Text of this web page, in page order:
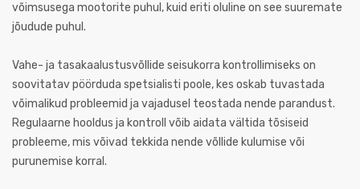
võimsusega mootorite puhul, kuid eriti oluline on see suuremate
jõudude puhul.
Vahe- ja tasakaalustusvõllide seisukorra kontrollimiseks on
soovitatav pöörduda spetsialisti poole, kes oskab tuvastada
võimalikud probleemid ja vajadusel teostada nende parandust.
Regulaarne hooldus ja kontroll võib aidata vältida tõsiseid
probleeme, mis võivad tekkida nende võllide kulumise või
purunemise korral.